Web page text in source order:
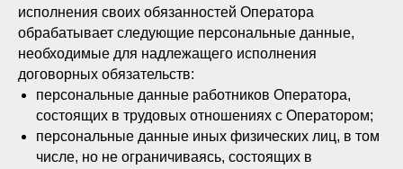
исполнения своих обязанностей Оператора
обрабатывает следующие персональные данные,
необходимые для надлежащего исполнения
договорных обязательств:
персональные данные работников Оператора,
состоящих в трудовых отношениях с Оператором;
персональные данные иных физических лиц, в том
числе, но не ограничиваясь, состоящих в